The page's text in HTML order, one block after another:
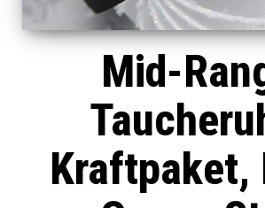
Mid-
Kraftpaket,